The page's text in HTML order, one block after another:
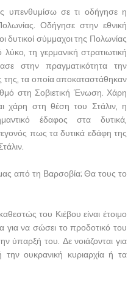
υπενθυμίσω σε τι οδήγησε η
Οδήγησε στην εθνική
δυτικοί σύμμαχοι της Πολωνίας
τη γερμανική στρατιωτική
στην πραγματικότητα την
της, τα οποία αποκαταστάθηκαν
στη Σοβιετική Ένωση. Χάρη
χάρη στη θέση του Στάλιν, η
έδαφος στα δυτικά,
πως τα δυτικά εδάφη της
μας από τη Βαρσοβία; Θα τους το
του Κιέβου είναι έτοιμο
για να σώσει το προδοτικό του
ύπαρξή του. Δε νοιάζονται για
ουκρανική κυριαρχία ή τα